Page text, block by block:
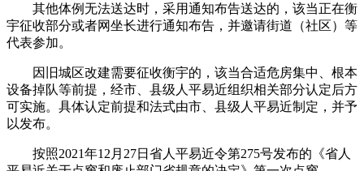
其他体例无法送达时，采用通知布告送达的，该当正在衡
宇征收部分或者网坐长进行通知布告，并邀请街道（社区）等
代表参加。
因旧城区改建需要征收衡宇的，该当合适危房集中、根本
设备掉队等前提，经市、县级人平易近组织相关部分认定后方
可实施。具体认定前提和法式由市、县级人平易近制定，并予
以发布。
按照2021年12月27日省人平易近令第275号发布的《省人